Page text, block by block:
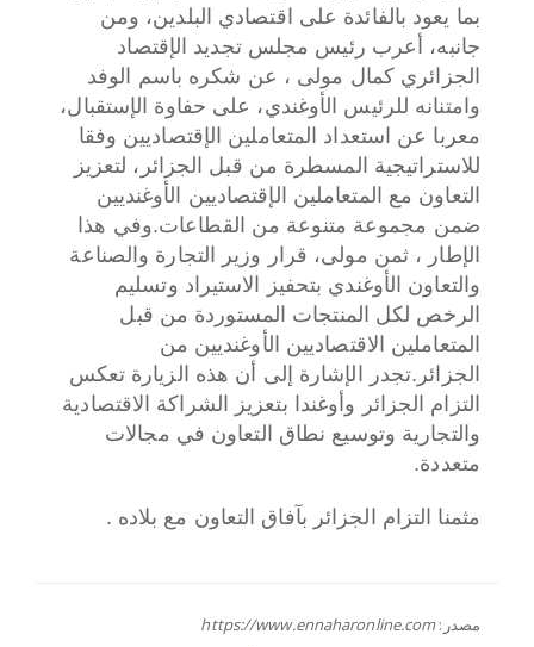
بما يعود بالفائدة على اقتصادي البلدين، ومن
جانبه، أعرب رئيس مجلس تجديد الإقتصاد
الجزائري كمال مولى ، عن شكره باسم الوفد
وامتنانه للرئيس الأوغندي، على حفاوة الإستقبال،
معربا عن استعداد المتعاملين الإقتصاديين وفقا
للاستراتيجية المسطرة من قبل الجزائر، لتعزيز
التعاون مع المتعاملين الإقتصاديين الأوغنديين
ضمن مجموعة متنوعة من القطاعات.وفي هذا
الإطار ، ثمن مولى، قرار وزير التجارة والصناعة
والتعاون الأوغندي بتحفيز الاستيراد وتسليم
الرخص لكل المنتجات المستوردة من قبل
المتعاملين الاقتصاديين الأوغنديين من
الجزائر.تجدر الإشارة إلى أن هذه الزيارة تعكس
التزام الجزائر وأوغندا بتعزيز الشراكة الاقتصادية
والتجارية وتوسيع نطاق التعاون في مجالات
متعددة.
مثمنا التزام الجزائر بآفاق التعاون مع بلاده .
مصدر:https://www.ennaharonline.com